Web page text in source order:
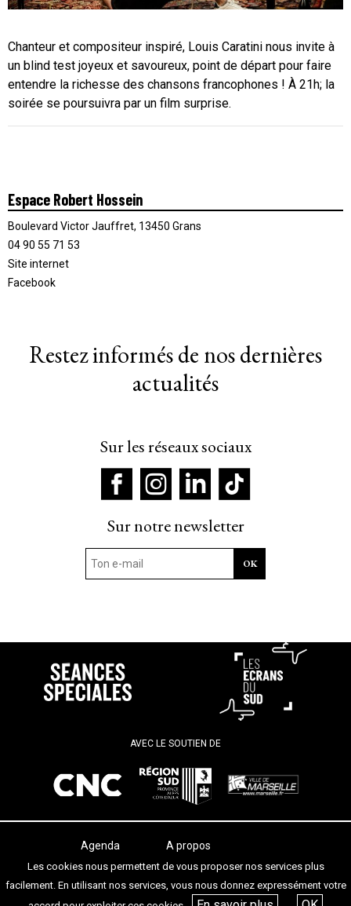
Chanteur et compositeur inspiré, Louis Caratini nous invite à
un blind test joyeux et savoureux, point de départ pour faire
entendre la richesse des chansons francophones ! À 21h; la
soirée se poursuivra par un film surprise.
Espace Robert Hossein
Boulevard Victor Jauffret, 13450 Grans
04 90 55 71 53
Site internet
Facebook
Restez informés de nos dernières
actualités
Sur les réseaux sociaux
Sur notre newsletter
AVEC LE SOUTIEN DE
Agenda
Les salles
Les festivals
A propos
Termes et conditions
Les cookies nous permettent de vous proposer nos services plus
facilement. En utilisant nos services, vous nous donnez expressément votre